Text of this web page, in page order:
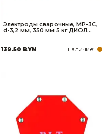
Электроды сварочные, МР-3С,
d-3,2 мм, 350 мм 5 кг ДИОЛ...
139.50 BYN наличие: